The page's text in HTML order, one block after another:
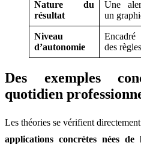
Nature du
résultat
Une
un
Niveau
d’autonomie
des règles
Des exemples
quotidien
Les théories se vérifient
applications concrètes nées